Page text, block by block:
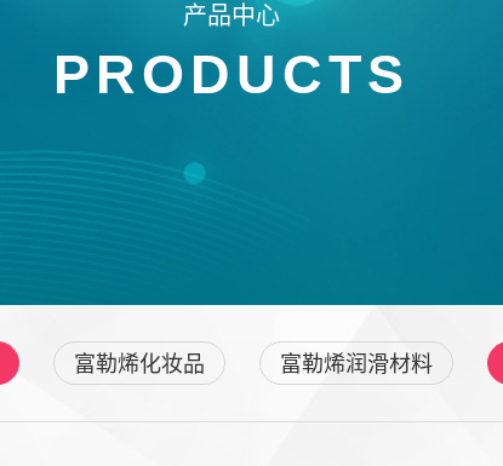
产品中心
PRODUCTS
富勒烯化妆品 富勒烯润滑材料